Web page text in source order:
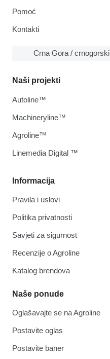
Pomoć
Kontakti
Crna Gora / crnogorski
Informacija
Pravila i uslovi
Politika privatnosti
Savjeti za sigurnost
Recenzije o Agroline
Katalog brendova
Naše ponude
Oglašavajte se na Agroline
Postavite oglas
Postavite baner
Naši projekti
Autoline™
Machineryline™
Agroline™
Linemedia Digital ™